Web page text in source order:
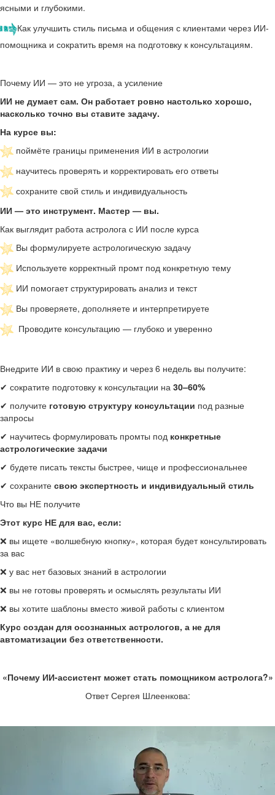
ясными и глубокими.
Как улучшить стиль письма и общения с клиентами через ИИ-
помощника и сократить время на подготовку к консультациям.
Почему ИИ — это не угроза, а усиление
ИИ не думает сам. Он работает ровно настолько хорошо,
насколько точно вы ставите задачу.
На курсе вы:
поймёте границы применения ИИ в астрологии
научитесь проверять и корректировать его ответы
сохраните свой стиль и индивидуальность
ИИ — это инструмент. Мастер — вы.
Как выглядит работа астролога с ИИ после курса
Вы формулируете астрологическую задачу
Используете корректный промт под конкретную тему
ИИ помогает структурировать анализ и текст
Вы проверяете, дополняете и интерпретируете
Проводите консультацию — глубоко и уверенно
Внедрите ИИ в свою практику и через 6 недель вы получите:
✔ сократите подготовку к консультации на 30–60%
✔ получите готовую структуру консультации под разные
запросы
✔ научитесь формулировать промты под конкретные
астрологические задачи
✔ будете писать тексты быстрее, чище и профессиональнее
✔ сохраните свою экспертность и индивидуальный стиль
Что вы НЕ получите
Этот курс НЕ для вас, если:
❌ вы ищете «волшебную кнопку», которая будет консультировать
за вас
❌ у вас нет базовых знаний в астрологии
❌ вы не готовы проверять и осмыслять результаты ИИ
❌ вы хотите шаблоны вместо живой работы с клиентом
Курс создан для осознанных астрологов, а не для
автоматизации без ответственности.
«Почему ИИ-ассистент может стать помощником астролога?»
Ответ Сергея Шлеенкова: